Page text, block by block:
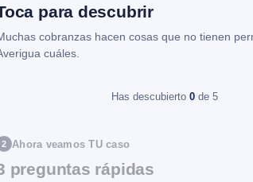
para descubrir
cobranzas hacen cosas que no tienen
cuáles.
Has descubierto 0 de 5
2 Ahora veamos TU caso
preguntas rápidas